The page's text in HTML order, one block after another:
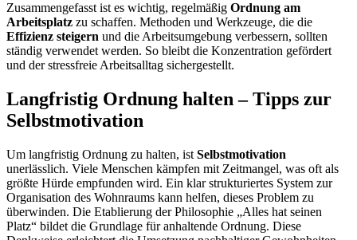
Zusammengefasst ist es wichtig, regelmäßig Ordnung am
Arbeitsplatz zu schaffen. Methoden und Werkzeuge, die die
Effizienz steigern und die Arbeitsumgebung verbessern, sollten
ständig verwendet werden. So bleibt die Konzentration gefördert
und der stressfreie Arbeitsalltag sichergestellt.
Langfristig Ordnung halten – Tipps zur
Selbstmotivation
Um langfristig Ordnung zu halten, ist Selbstmotivation
unerlässlich. Viele Menschen kämpfen mit Zeitmangel, was oft als
größte Hürde empfunden wird. Ein klar strukturiertes System zur
Organisation des Wohnraums kann helfen, dieses Problem zu
überwinden. Die Etablierung der Philosophie „Alles hat seinen
Platz“ bildet die Grundlage für anhaltende Ordnung. Diese